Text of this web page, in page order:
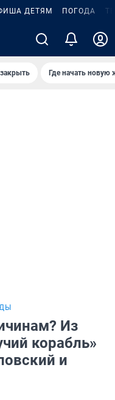
ДЕТЯМ ПОГОДА
Где начать новую
Из
корабль»
и